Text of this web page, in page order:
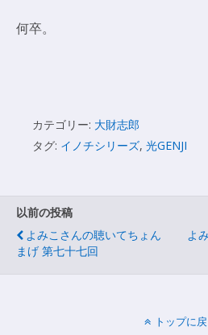
何卒。
カテゴリー: 大財志郎
タグ: イノチシリーズ, 光GENJI
以前の投稿
よみこさんの聴いてちょん
まげ 第七十七回
よ
トップに